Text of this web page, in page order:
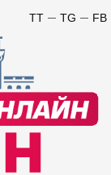
FB
TG
TT